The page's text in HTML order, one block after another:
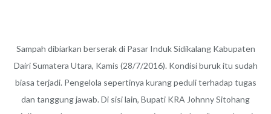
Sampah dibiarkan berserak di Pasar Induk Sidikalang Kabupaten
Dairi Sumatera Utara, Kamis (28/7/2016). Kondisi buruk itu sudah
biasa terjadi. Pengelola sepertinya kurang peduli terhadap tugas
dan tanggung jawab. Di sisi lain, Bupati KRA Johnny Sitohang